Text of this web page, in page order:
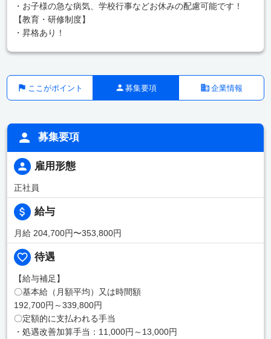
・お子様の急な病気、学校行事などお休みの配慮可能です！
【教育・研修制度】
・昇格あり！
ここがポイント 募集要項 企業情報
募集要項
雇用形態
正社員
給与
月給 204,700円〜353,800円
待遇
【給与補足】
〇基本給（月額平均）又は時間額
192,700円～339,800円
〇定額的に支払われる手当
・処遇改善加算手当：11,000円～13,000円